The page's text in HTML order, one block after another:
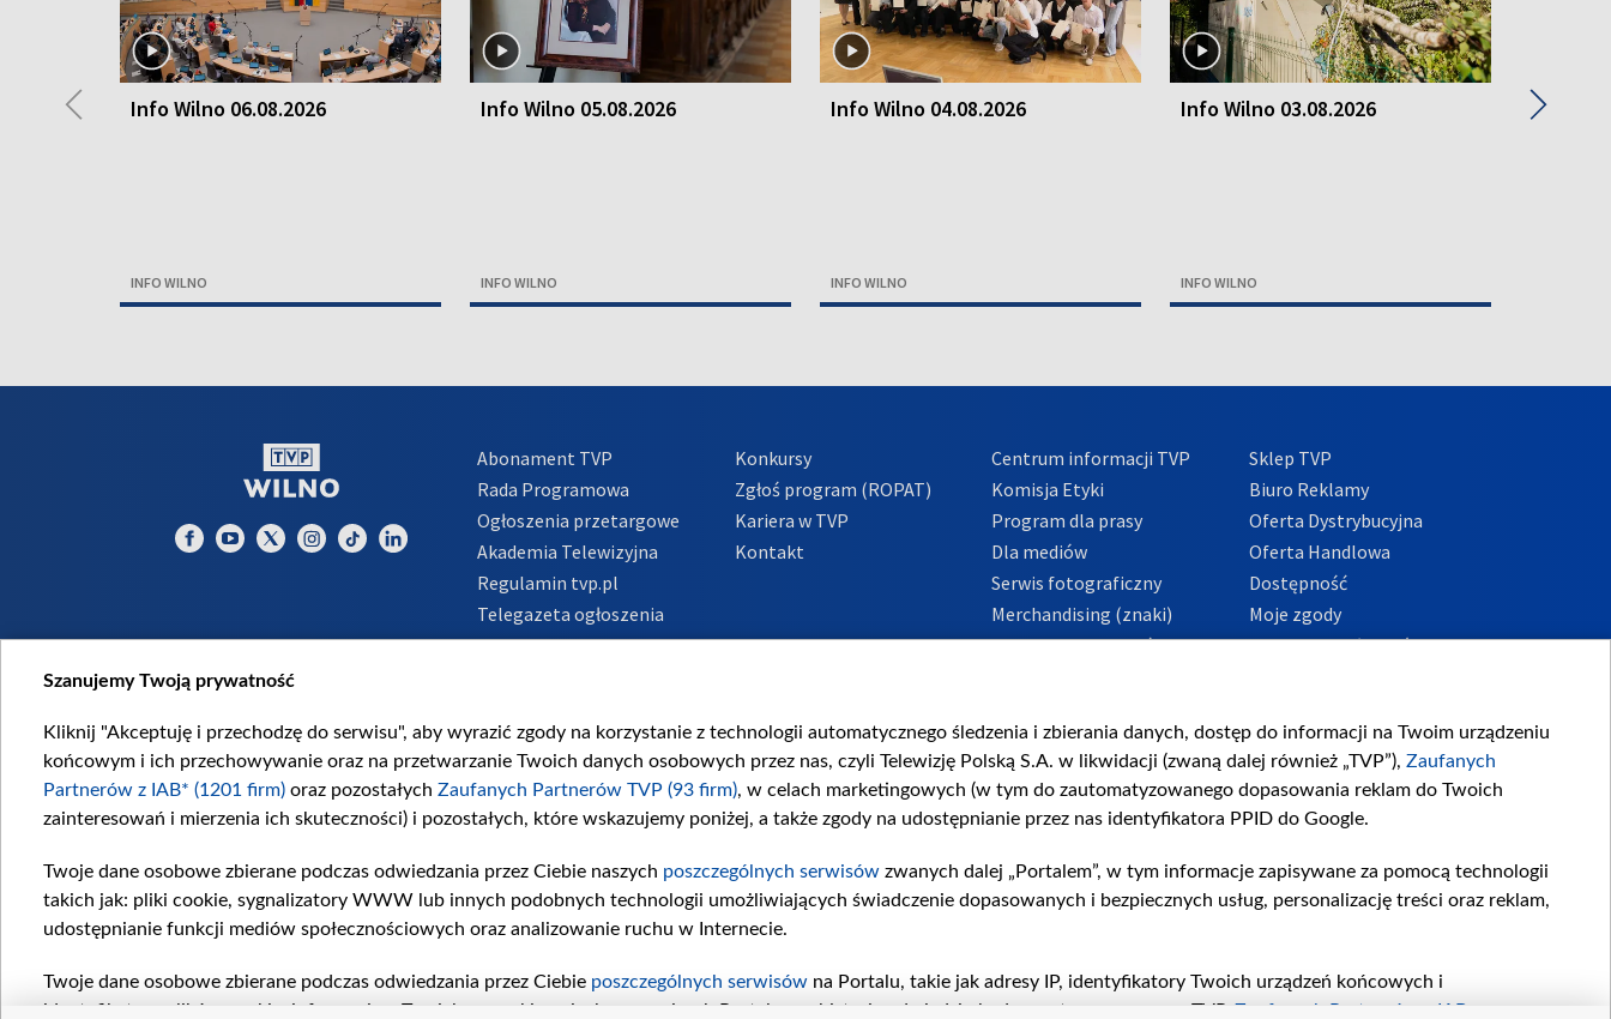
Info Wilno 06.08.2026
INFO WILNO
Info Wilno 05.08.2026
INFO WILNO
Info Wilno 04.08.2026
INFO WILNO
Info Wilno 03.08.2026
INFO WILNO
Info
◀ ▶
Abonament TVP
Rada Programowa
Ogłoszenia przetargowe
Akademia Telewizyjna
Regulamin tvp.pl
Telegazeta ogłoszenia
Informacje o nadawcy
Konkursy
Zgłoś program (ROPAT)
Kariera w TVP
Kontakt
Centrum informacji TVP
Komisja Etyki
Program dla prasy
Dla mediów
Serwis fotograficzny
Merchandising (znaki)
Polityka Prywatności
Sklep TVP
Biuro Reklamy
Oferta Dystrybucyjna
Oferta Handlowa
Dostępność
Moje zgody
Procedura zgłoszeń
Szanujemy Twoją prywatność
Kliknij "Akceptuję i przechodzę do serwisu", aby wyrazić zgody na korzystanie z technologii automatycznego śledzenia i zbierania danych, dostęp do informacji na Twoim urządzeniu
końcowym i ich przechowywanie oraz na przetwarzanie Twoich danych osobowych przez nas, czyli Telewizję Polską S.A. w likwidacji (zwaną dalej również „TVP”), Zaufanych
Partnerów z IAB* (1201 firm) oraz pozostałych Zaufanych Partnerów TVP (93 firm), w celach marketingowych (w tym do zautomatyzowanego dopasowania reklam do Twoich
zainteresowań i mierzenia ich skuteczności) i pozostałych, które wskazujemy poniżej, a także zgody na udostępnianie przez nas identyfikatora PPID do Google.
Twoje dane osobowe zbierane podczas odwiedzania przez Ciebie naszych poszczególnych serwisów zwanych dalej „Portalem”, w tym informacje zapisywane za pomocą technologii
takich jak: pliki cookie, sygnalizatory WWW lub innych podobnych technologii umożliwiających świadczenie dopasowanych i bezpiecznych usług, personalizację treści oraz reklam,
udostępnianie funkcji mediów społecznościowych oraz analizowanie ruchu w Internecie.
Twoje dane osobowe zbierane podczas odwiedzania przez Ciebie poszczególnych serwisów na Portalu, takie jak adresy IP, identyfikatory Twoich urządzeń końcowych i
identyfikatory plików cookie, informacje o Twoich wyszukiwaniach w serwisach Portalu czy historia odwiedzin będą przetwarzane przez TVP, Zaufanych Partnerów z IAB